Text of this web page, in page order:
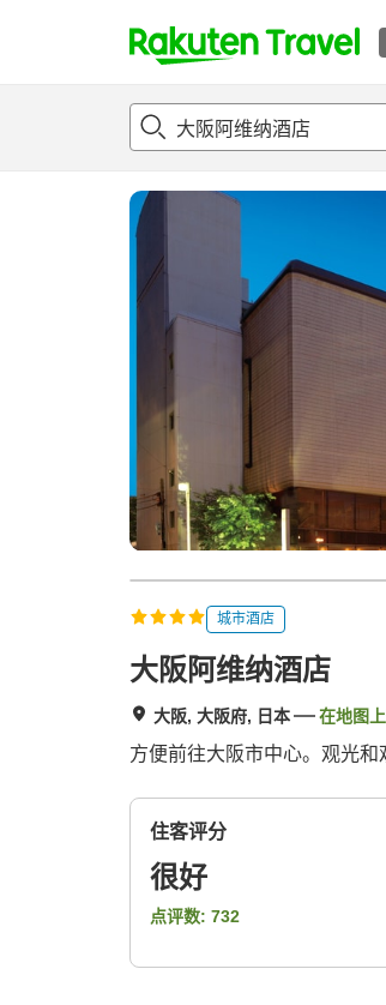
t
p
a
g
s
概况 客房及住宿套餐评论
城市酒店
大阪阿维纳酒店
大阪, 大阪府, 日本 在地图
方便前往大阪市中心。观光和
住客评分
很好
点评数: 732